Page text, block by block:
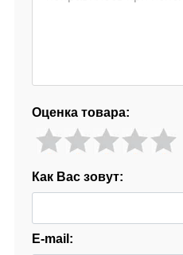
Оценка товара:
Как Вас зовут:
E-mail: